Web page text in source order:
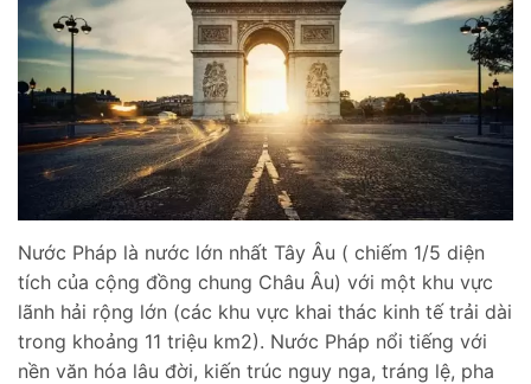
Nước Pháp là nước lớn nhất Tây Âu ( chiếm 1/5 diện
tích của cộng đồng chung Châu Âu) với một khu vực
lãnh hải rộng lớn (các khu vực khai thác kinh tế trải dài
trong khoảng 11 triệu km2). Nước Pháp nổi tiếng với
nền văn hóa lâu đời, kiến trúc nguy nga, tráng lệ, pha